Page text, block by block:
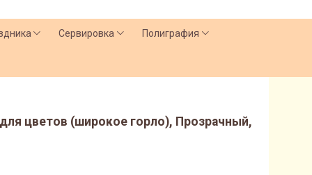
Сервировка Полиграфия
цветов (широкое горло), Прозрачный,